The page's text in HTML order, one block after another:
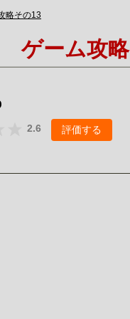
略その13
ゲーム攻略
2.6 評価する